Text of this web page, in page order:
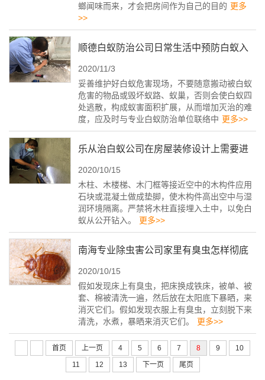
螂闻味而来，才会把房间作为自己的目的 更多
>>
顺德白蚁防治公司日常生活中预防白蚁入
侵的办法
2020/11/3
妥善维护好白蚁危害现场，不要随意搬动被白蚁
危害的物品或毁坏蚁路、蚁巢，否则会使白蚁四
处逃散，构成蚁害面积扩展，从而增加灭治的难
度，应及时与专业白蚁防治单位联络中 更多>>
乐从治白蚁公司在房屋装修设计上需要进
行考虑白蚁防治吗？
2020/10/15
木柱、木楼梯、木门框等接近空中的木构件应用
石块或混凝土做成垫脚，使木构件高出空中与湿
润环境隔离。严禁将木柱直接埋入土中，以免白
蚁从公开钻入。
更多>>
南海专业除虫害公司家里有臭虫怎样彻底
消灭？被咬用什么药最好
2020/10/15
假如发现床上有臭虫，把床换成铁床，被单、被
套、棉被清洗一遍，然后放在太阳底下暴晒，来
消灭它们。假如发现衣服上有臭虫，立刻脱下来
清洗，水煮，暴晒来消灭它们。
更多>>
首页 上一页 4 5 6 7 8 9
10
11
12 13 下一页 尾页